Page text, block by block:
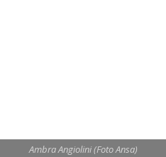
Ambra Angiolini (Foto Ansa)